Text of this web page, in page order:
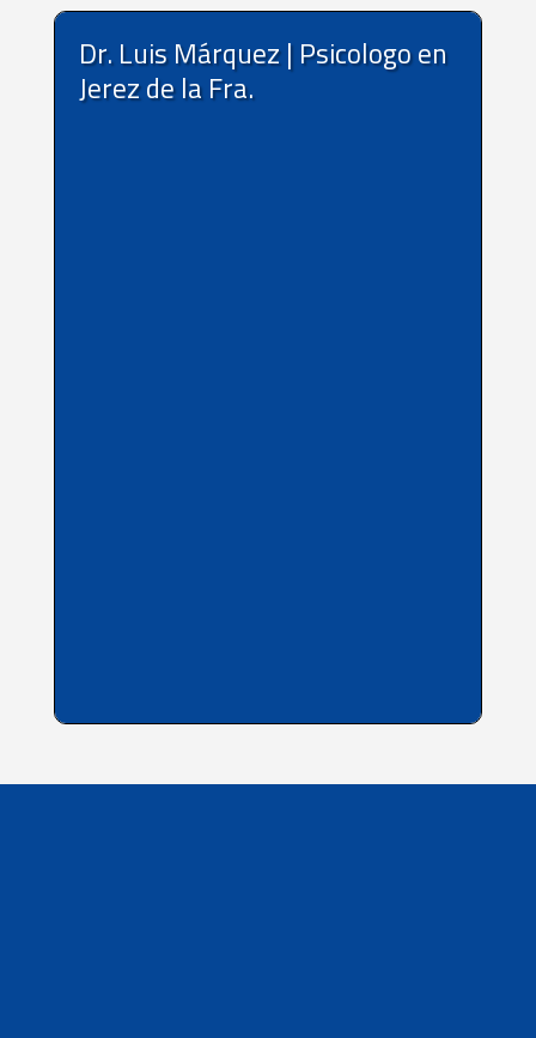
Dr. Luis Márquez | Psicologo en
Jerez de la Fra.